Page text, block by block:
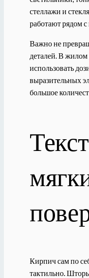
стеллажи и
работают рядом
Важно не
деталей. В жилом
использовать
выразительных
большое
Кирпич сам по
тактильно.